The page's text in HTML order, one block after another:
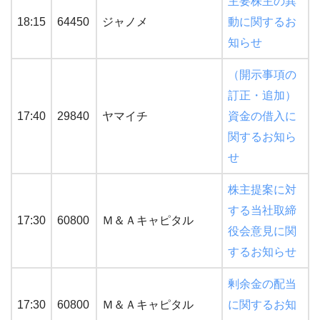
18:15 64450 ジャノメ
動に関するお
知らせ
17:40 29840 ヤマイチ
（開示事項の
訂正・追加）
資金の借入に
関するお知ら
せ
17:30 60800 Ｍ＆Ａキャピタル
株主提案に対
する当社取締
役会意見に関
するお知らせ
17:30 60800 Ｍ＆Ａキャピタル
剰余金の配当
に関するお知